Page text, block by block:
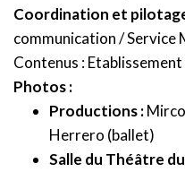
Coordination et
communication / Service
Contenus :
Photos :
Productions :
Herrero (ballet)
Salle du Théâtre